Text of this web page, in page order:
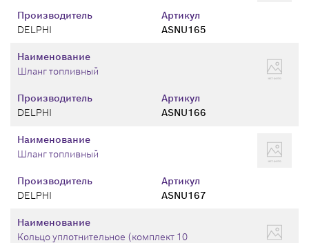
Производитель
DELPHI
Артикул
ASNU165
Производитель
DELPHI
Артикул
ASNU166
Наименование
Шланг топливный
Производитель
DELPHI
Артикул
ASNU167
Наименование
Шланг топливный
Наименование
Кольцо уплотнительное (комплект 10